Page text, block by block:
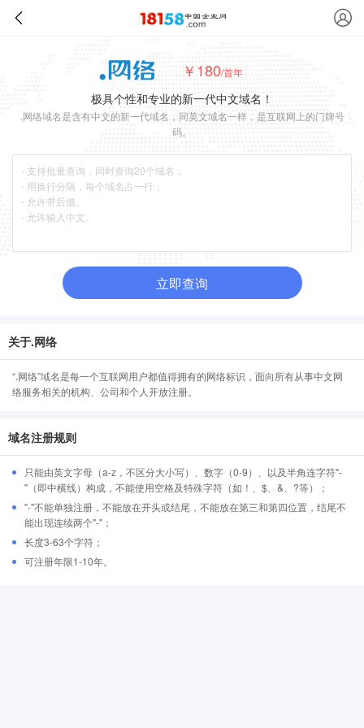
￥180/首年
极具个性和专业的新一代中文域名！
.网络域名是含有中文的新一代域名，同英文域名一样，是互联网上的门牌号
码。
立即查询
关于.网络
“.网络”域名是每一个互联网用户都值得拥有的网络标识，面向所有从事中文网
络服务相关的机构、公司和个人开放注册。
域名注册规则
只能由英文字母（a-z，不区分大小写）、数字（0-9）、以及半角连字符"-
"（即中横线）构成，不能使用空格及特殊字符（如！、$、&、?等）；
"-"不能单独注册，不能放在开头或结尾，不能放在第三和第四位置，结尾不
能出现连续两个"-"；
长度3-63个字符；
可注册年限1-10年。